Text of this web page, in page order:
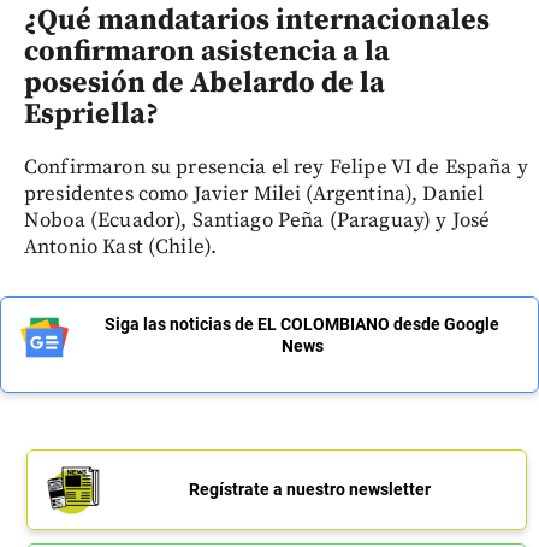
¿Qué mandatarios internacionales
confirmaron asistencia a la
posesión de Abelardo de la
Espriella?
Confirmaron su presencia el rey Felipe VI de España y
presidentes como Javier Milei (Argentina), Daniel
Noboa (Ecuador), Santiago Peña (Paraguay) y José
Antonio Kast (Chile).
Siga las noticias de EL COLOMBIANO desde Google
News
Regístrate a nuestro newsletter